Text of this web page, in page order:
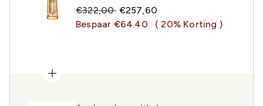
Recommended Retail Price:
€322,00 Huidige prijs:
€257,60
Bespaar €64.40
( 20% Korting )